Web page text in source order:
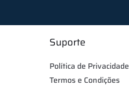
Suporte
Política de Privacidade
Termos e Condições